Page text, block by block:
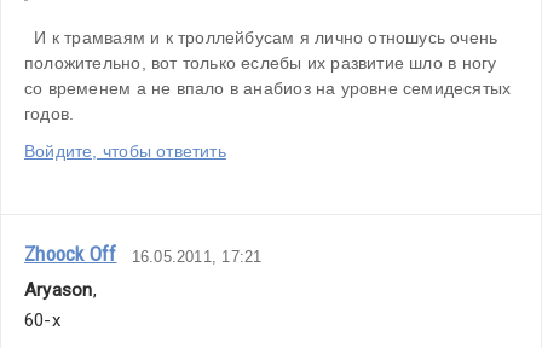
И к трамваям и к троллейбусам я лично отношусь очень
положительно, вот только еслебы их развитие шло в ногу
со временем а не впало в анабиоз на уровне семидесятых
годов.
Войдите, чтобы ответить
Zhoock Off 16.05.2011, 17:21
Aryason,
60-х